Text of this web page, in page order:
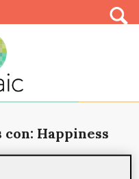
Happiness